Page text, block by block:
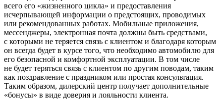
всего его «жизненного цикла» и предоставления
исчерпывающей информации о предстоящих, проводимых
или рекомендованных работах. Мобиль­ные приложения,
мессенджеры, электрон­ная почта должны быть средствами,
с кото­рыми не теряется связь с клиентом и бла­годаря которым
он всегда будет в курсе того, что необходимо автомобилю для
его безопасной и комфортной эксплуатации. В том числе
не будет теряться связь с клиентом по другим поводам, таким
как поздравление с праздником или простая консультация.
Таким образом, дилерский центр получает дополнительные
«бонусы» в виде доверия и лояльности клиента.